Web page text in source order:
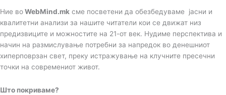
Ние воWebMind.mk сме посветени да обезбедуваме јасни и
квалитетни анализи за нашите читатели кои се движат низ
предизвиците и можностите на 21-от век. Нудиме перспектива и
начин на размислување потребни за напредок во денешниот
хиперповрзан свет, преку истражување на клучните пресечни
точки на современиот живот.
Што покриваме?